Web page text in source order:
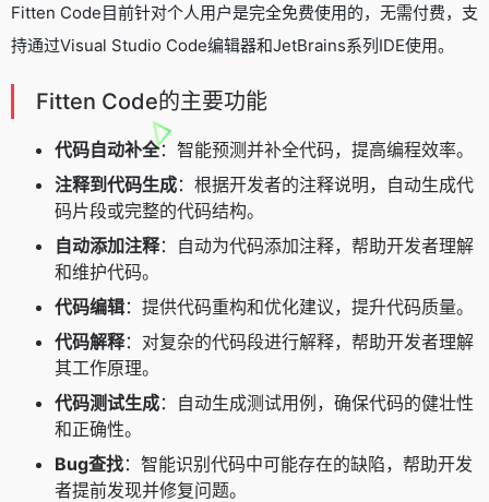
Fitten Code目前针对个人用户是完全免费使用的，无需付费，支
持通过Visual Studio Code编辑器和JetBrains系列IDE使用。
Fitten Code的主要功能
代码自动补全：智能预测并补全代码，提高编程效率。
注释到代码生成：根据开发者的注释说明，自动生成代
码片段或完整的代码结构。
自动添加注释：自动为代码添加注释，帮助开发者理解
和维护代码。
代码编辑：提供代码重构和优化建议，提升代码质量。
代码解释：对复杂的代码段进行解释，帮助开发者理解
其工作原理。
代码测试生成：自动生成测试用例，确保代码的健壮性
和正确性。
Bug查找：智能识别代码中可能存在的缺陷，帮助开发
者提前发现并修复问题。